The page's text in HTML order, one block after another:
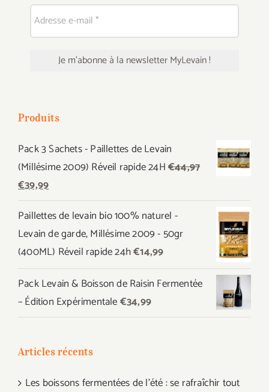
Produits
Pack 3 Sachets - Paillettes de Levain
(Millésime 2009) Réveil rapide 24H€44,97
Le
initial
était :
€44,97.
€39,99Le
actuel
est :
€39,99.
Paillettes de levain bio 100% naturel -
Levain de garde, Millésime 2009 - 50gr
(400ML) Réveil rapide 24h€14,99
Pack Levain & Boisson de Raisin Fermentée
– Édition Expérimentale€34,99
Articles récents
Les boissons fermentées de l’été : se rafraîchir tout